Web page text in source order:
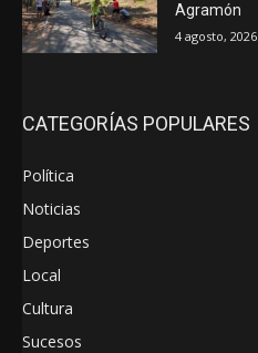
Agramón
4 agosto, 2026
CATEGORÍAS POPULARES
Política
Noticias
Deportes
Local
Cultura
Sucesos